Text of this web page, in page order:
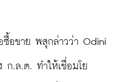
ซื้อขาย พสุกล่าวว่า Odini
ก.ล.ต. ทำให้เชื่อมโย